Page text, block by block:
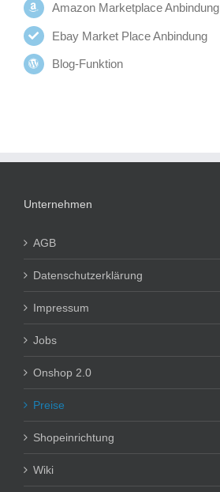
Amazon Marketplace Anbindung
Ebay Market Place Anbindung
Blog-Funktion
Unternehmen
AGB
Datenschutzerklärung
Impressum
Jobs
Onshop 2.0
Preise
Shopeinrichtung
Wiki